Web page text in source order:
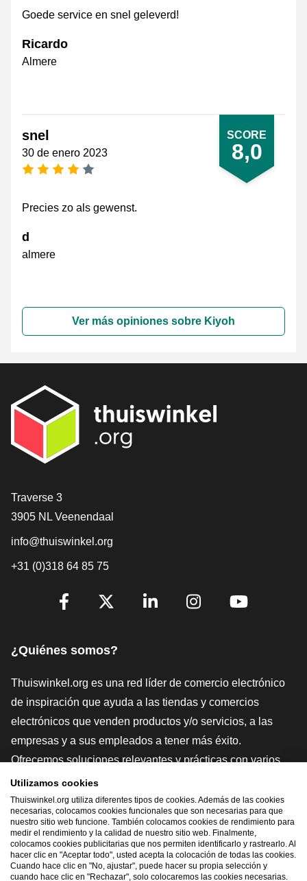
Goede service en snel geleverd!
Ricardo
Almere
SCORE
8,0
snel
30 de enero 2023
[_General:NumberOfStarsPluralFormat]
Precies zo als gewenst.
d
almere
Ver más opiniones sobre Kiyoh
[_General:Contact]
Traverse 3
3905 NL Veenendaal
info@thuiswinkel.org
+31 (0)318 64 85 75
[_General:SocialMediaTitle]
¿Quiénes somos?
Thuiswinkel.org es una red líder de comercio electrónico
de inspiración que ayuda a las tiendas y comercios
electrónicos que venden productos y/o servicios, a las
empresas y a sus empleados a tener más éxito.
Ofrecemos soluciones relevantes y prácticas con varios
sellos de confianza, Thuiswinkel Reviews, herramientas y
asesoramiento jurídico, defensa, estudios de mercado, y
tenemos nuestra propia plataforma educativa, la
Thuiswinkel e-Academy.
Utilizamos cookies
Thuiswinkel.org utiliza diferentes tipos de cookies. Además de las cookies
necesarias, colocamos cookies funcionales que son necesarias para que
nuestro sitio web funcione. También colocamos cookies de rendimiento para
medir el rendimiento y la calidad de nuestro sitio web. Finalmente,
colocamos cookies publicitarias que nos permiten identificarlo y rastrearlo. Al
hacer clic en "Aceptar todo", usted acepta la colocación de todas las cookies.
Cuando hace clic en "No, ajustar", puede hacer su propia selección y
cuando hace clic en "Rechazar", solo colocaremos las cookies necesarias.